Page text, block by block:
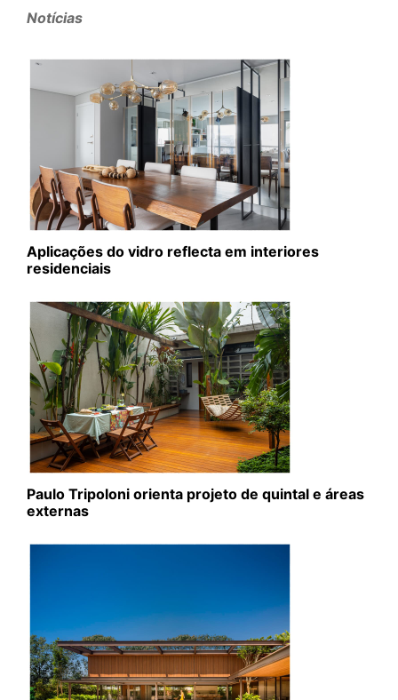
Notícias
Aplicações do vidro reflecta em interiores
residenciais
Paulo Tripoloni orienta projeto de quintal e áreas
externas